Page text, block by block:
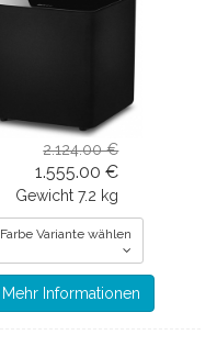
2.124.00 €
1.555.00 €
Gewicht 7.2 kg
Farbe Variante wählen
Mehr Informationen